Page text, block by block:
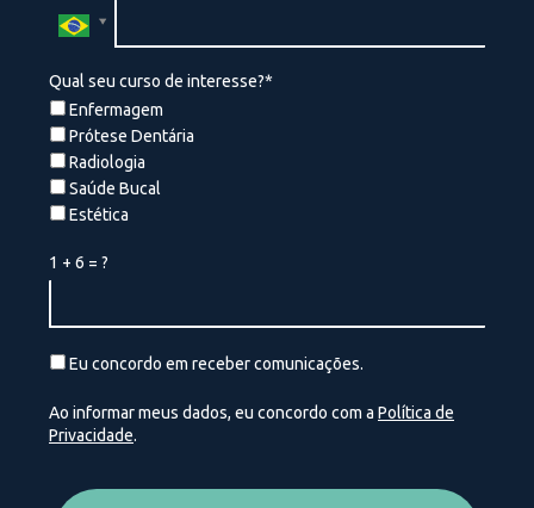
Qual seu curso de interesse?*
Enfermagem
Prótese Dentária
Radiologia
Saúde Bucal
Estética
1 + 6 = ?
Eu concordo em receber comunicações.
Ao informar meus dados, eu concordo com a Política de
Privacidade.